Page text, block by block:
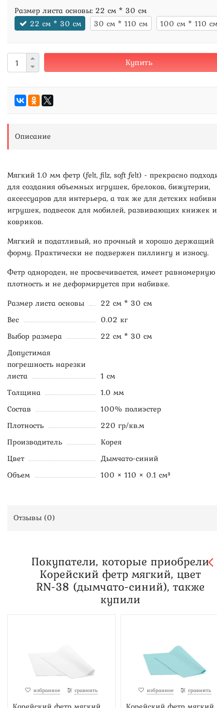
Размер листа основы: 22 см * 30 см
22 см * 30 см
30 см * 110 см 100 см * 110
Купить
Описание
Мягкий 1.0 мм фетр (felt, filz, soft felt) - прекрасно
для создания объемных игрушек, брелоков, бижутерии,
аксессуаров для интерьера, а так же для детских
игрушек, подвесок для мобилей, развивающих книжек и
ковриков.
Мягкий и податливый, но прочный и хорошо держащий
форму. Практически не подвержен пиллингу и износу.
Фетр однороден, не просвечивается, имеет равномерную
плотность и не деформируется при набивке.
Размер листа основы
22 см * 30 см
Вес
0.02 кг
Выбор размера
22 см * 30 см
Допустимая
погрешность нарезки
листа
1 см
Толщина
1.0 мм
Состав
100% полиэстер
Плотность
220 гр/кв.м
Производитель
Корея
Цвет
Дымчато-синий
Объем
100 × 110 × 0.1 см³
Отзывы (0)
Покупатели, которые приобрели
Корейский фетр мягкий, цвет
RN-38 (дымчато-синий), также
купили
избранное сравнить избранное сравнить